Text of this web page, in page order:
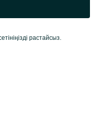
растайсыз.